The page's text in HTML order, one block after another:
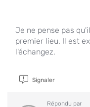
Je ne pense pas
premier lieu. Il est
l'échangez.
Signaler
Répondu par